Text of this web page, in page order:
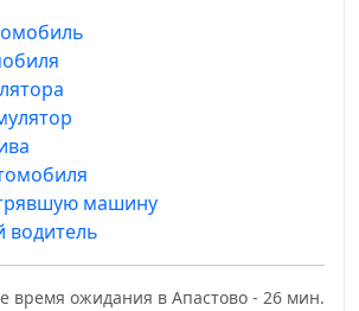
машину
водитель
время ожидания в Апастово - 26 мин.